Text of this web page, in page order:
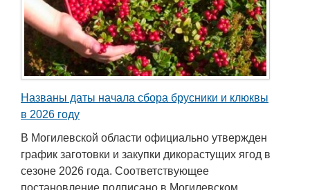
Названы даты начала сбора брусники и клюквы
в 2026 году
В Могилевской области официально утвержден
график заготовки и закупки дикорастущих ягод в
сезоне 2026 года. Соответствующее